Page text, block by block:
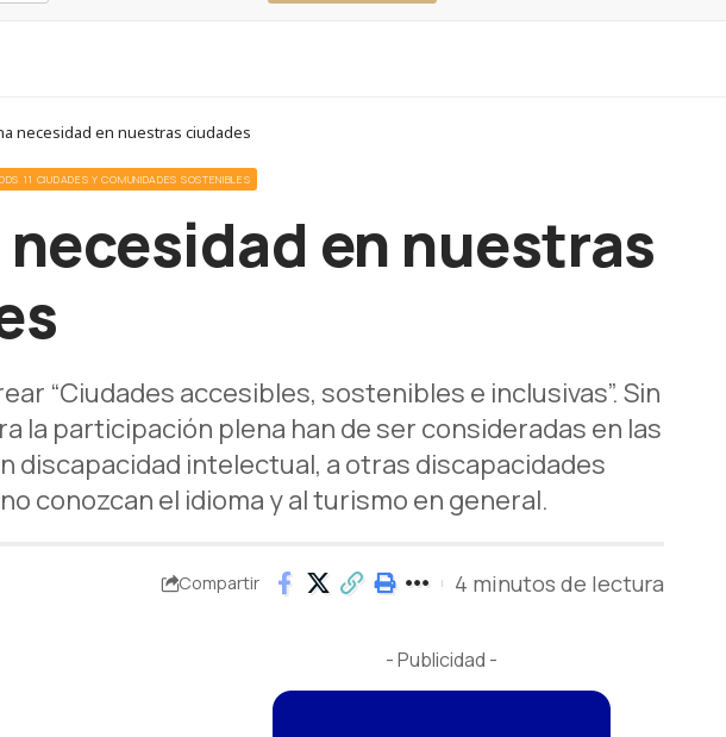
necesidad en nuestras ciudades
11 CIUDADES Y COMUNIDADES SOSTENIBLES
en nuestras
“Ciudades accesibles, sostenibles e inclusivas”. Sin
la participación plena han de ser consideradas en las
discapacidad intelectual, a otras discapacidades
conozcan el idioma y al turismo en general.
Compartir 4 minutos de lectura
- Publicidad -